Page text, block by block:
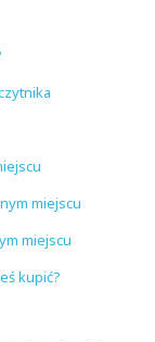
miejscu
miejscu
kupić?